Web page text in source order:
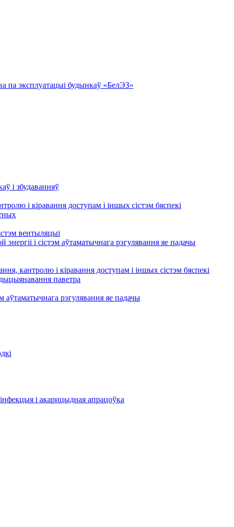
па эксплуатацыі будынкаў «БелЭЗ»
і збудаванняў
і кіравання доступам і іншых сістэм бяспекі
вентыляцыі
і сістэм аўтаматычнага рэгулявання яе падачы
кантролю і кіравання доступам і іншых сістэм бяспекі
паветра
аўтаматычнага рэгулявання яе падачы
і акарицыдная апрацоўка